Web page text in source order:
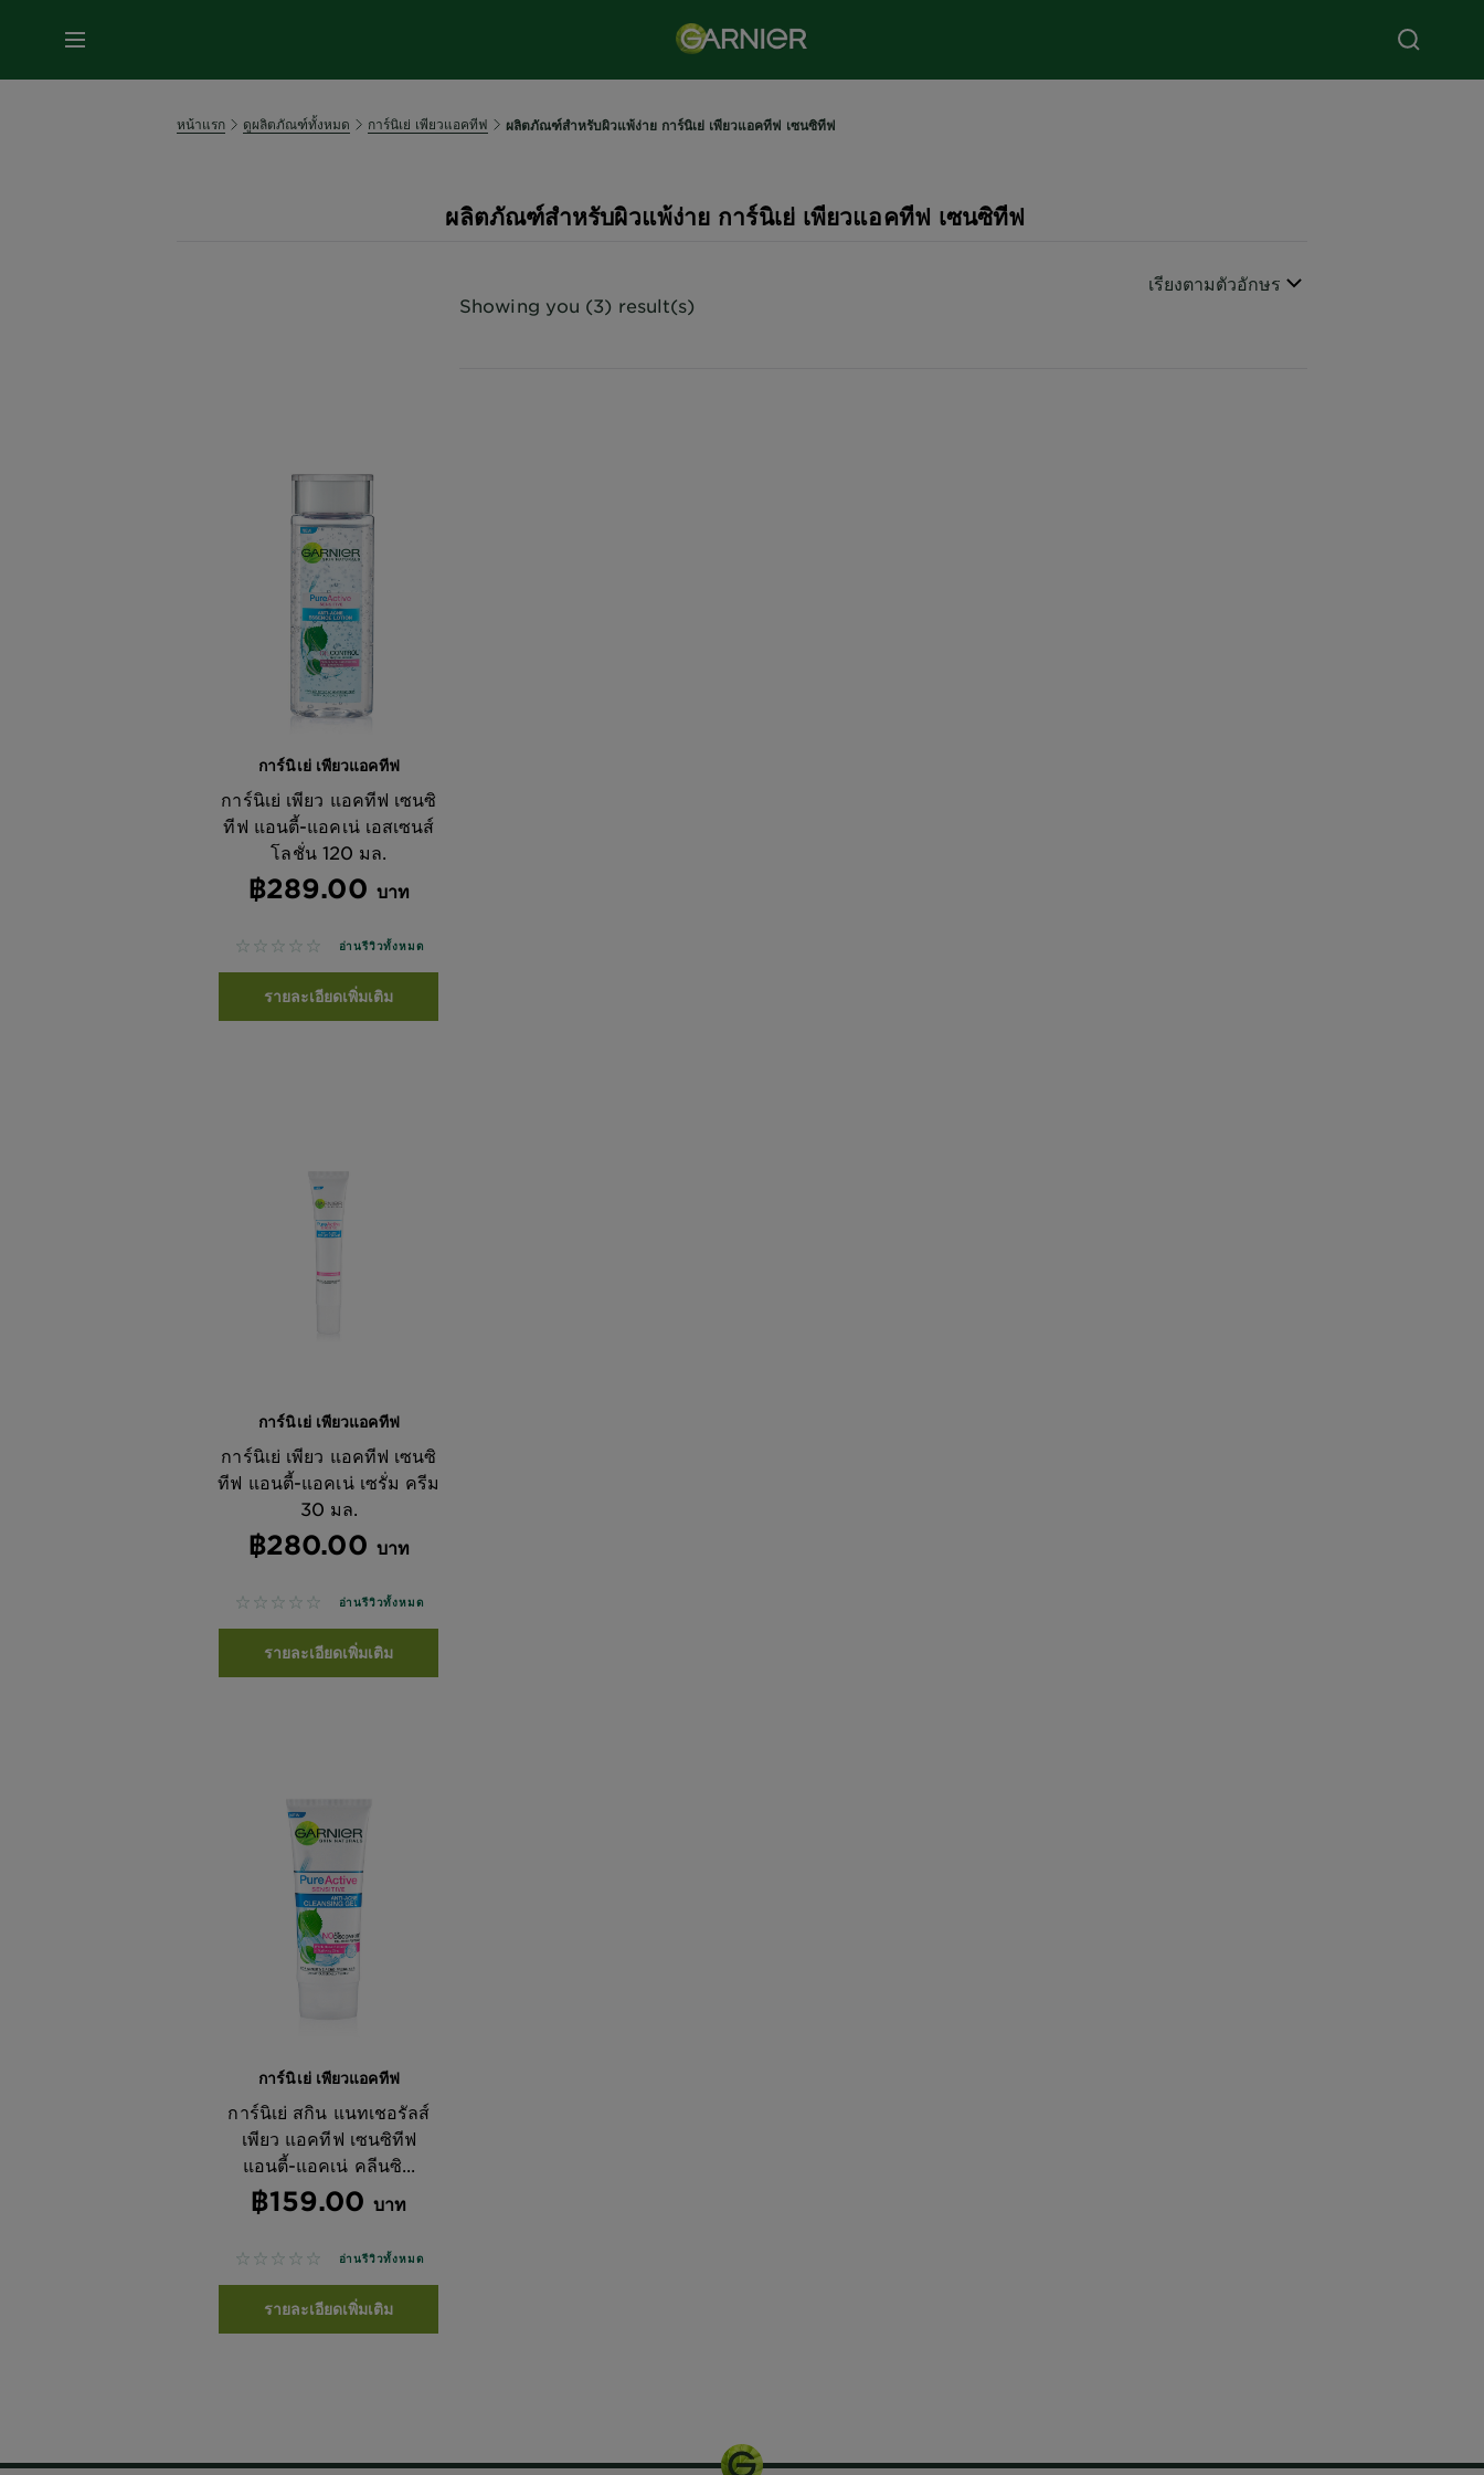
หน้าแรก ดูผลิตภัณฑ์ทั้งหมด การ์นิเย่ เพียวแอคทีฟ ผลิตภัณฑ์สำหรับผิวแพ้ง่าย การ์นิเย่ เพียวแอคทีฟ เซนซิทีฟ
ผลิตภัณฑ์สำหรับผิวแพ้ง่าย การ์นิเย่ เพียวแอคทีฟ เซนซิทีฟ
Showing you (3) result(s)
ดูเพิ่มเติม
เรียงตามตัวอักษร
การ์นิเย่ เพียวแอคทีฟ
การ์นิเย่ เพียว แอคทีฟ เซนซิ
ทีฟ แอนตี้-แอคเน่ เอสเซนส์
โลชั่น 120 มล.
฿289.00 บาท
No reviews อ่านรีวิวทั้งหมด
รายละเอียดเพิ่มเติม
การ์นิเย่ เพียวแอคทีฟ
การ์นิเย่ เพียว แอคทีฟ เซนซิ
ทีฟ แอนตี้-แอคเน่ เซรั่ม ครีม
30 มล.
฿280.00 บาท
No reviews อ่านรีวิวทั้งหมด
รายละเอียดเพิ่มเติม
การ์นิเย่ เพียวแอคทีฟ
การ์นิเย่ สกิน แนทเชอรัลส์
เพียว แอคทีฟ เซนซิทีฟ
แอนตี้-แอคเน่ คลีนซิ...
฿159.00บาท
No reviews อ่านรีวิวทั้งหมด
รายละเอียดเพิ่มเติม